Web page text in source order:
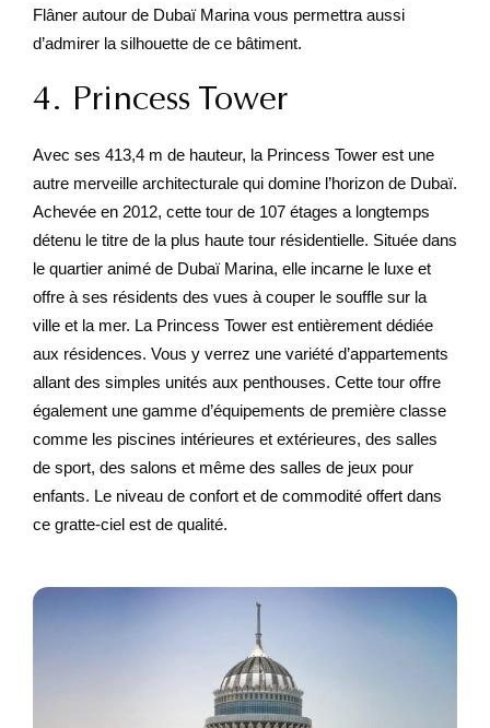
Flâner autour de Dubaï Marina vous permettra aussi
d’admirer la silhouette de ce bâtiment.
4. Princess Tower
Avec ses 413,4 m de hauteur, la Princess Tower est une
autre merveille architecturale qui domine l’horizon de Dubaï.
Achevée en 2012, cette tour de 107 étages a longtemps
détenu le titre de la plus haute tour résidentielle. Située dans
le quartier animé de Dubaï Marina, elle incarne le luxe et
offre à ses résidents des vues à couper le souffle sur la
ville et la mer. La Princess Tower est entièrement dédiée
aux résidences. Vous y verrez une variété d’appartements
allant des simples unités aux penthouses. Cette tour offre
également une gamme d’équipements de première classe
comme les piscines intérieures et extérieures, des salles
de sport, des salons et même des salles de jeux pour
enfants. Le niveau de confort et de commodité offert dans
ce gratte-ciel est de qualité.